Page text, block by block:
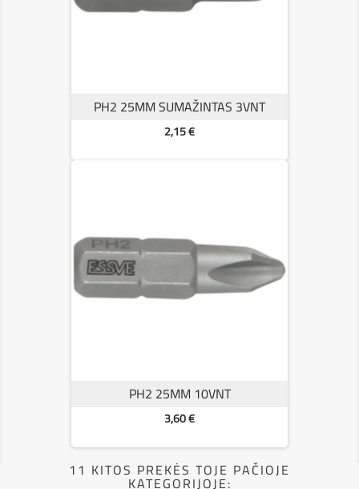
PH2 25MM SUMAŽINTAS 3VNT
Kaina
2,15 €
PH2 25MM 10VNT
Kaina
3,60 €
11 KITOS PREKĖS TOJE PAČIOJE
KATEGORIJOJE: